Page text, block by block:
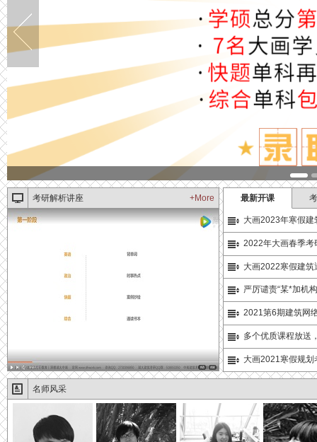
考研解析讲座 +More 最新开课
大画2023年寒假
2022年大画春季考
大画2022寒假建
严厉谴责“某*加机
2021第6期建筑网
多个优质课程放送
大画2021寒假规划
名师风采